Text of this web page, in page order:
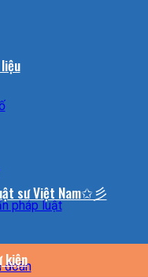
pháp luật
sư Việt Nam✩彡
đoàn
kiện